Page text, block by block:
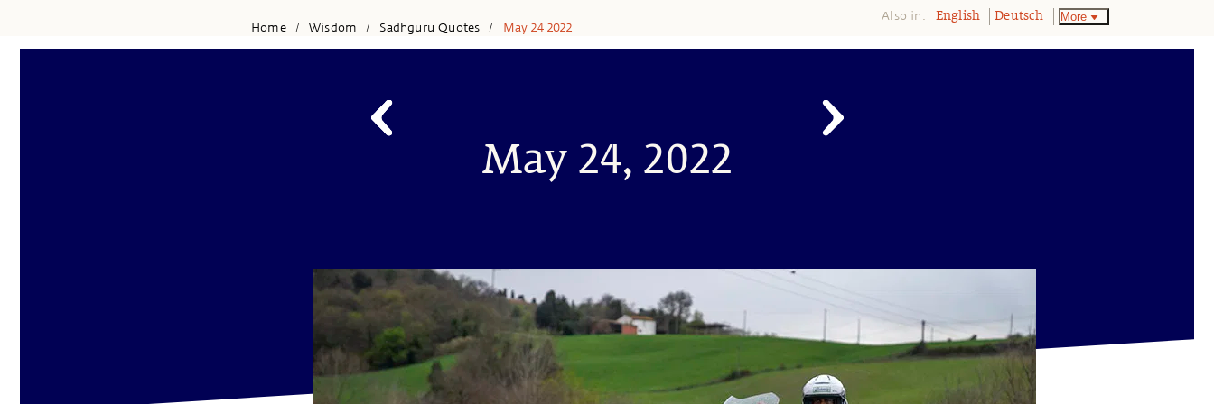
Home / Wisdom / Sadhguru Quotes / May 24 2022
Also in: English Deutsch More
May 24, 2022